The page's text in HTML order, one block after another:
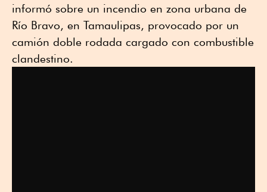
informó sobre un incendio en zona urbana de
Río Bravo, en Tamaulipas, provocado por un
camión doble rodada cargado con combustible
clandestino.